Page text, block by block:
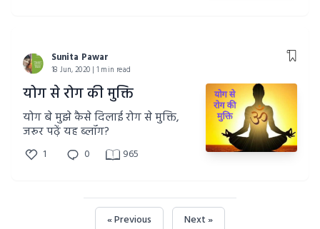
Sunita Pawar
18 Jun, 2020 | 1 min read
योग से रोग की मुक्ति
योग बे मुझे कैसे दिलाई रोग से मुक्ति,
जरूर पढ़ें यह ब्लॉग?
1 0 965
« Previous Next »